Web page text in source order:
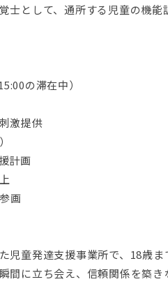
士として、通所する児童の機
の滞在中）
激提供
計画
画
児童発達支援事業所で、18歳
間に立ち会え、信頼関係を築